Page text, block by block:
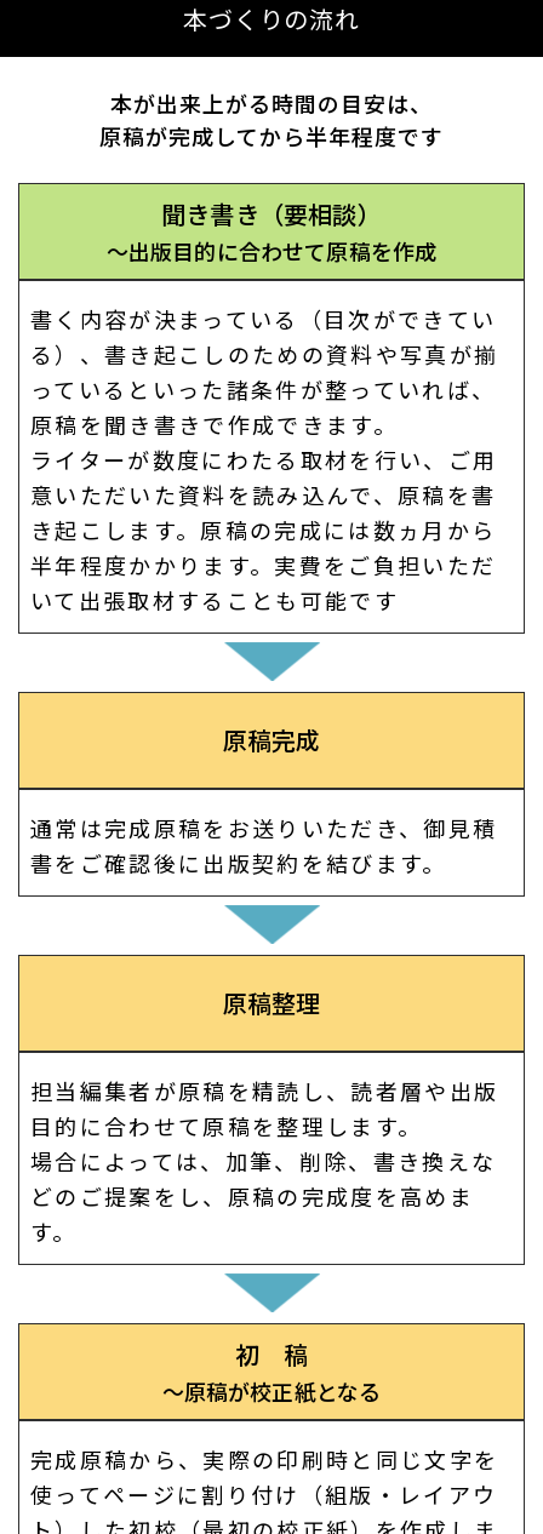
本づくりの流れ
本が出来上がる時間の目安は、
原稿が完成してから半年程度です
聞き書き（要相談）
～出版目的に合わせて原稿を作成
書く内容が決まっている（目次ができてい
る）、書き起こしのための資料や写真が揃
っているといった諸条件が整っていれば、
原稿を聞き書きで作成できます。
ライターが数度にわたる取材を行い、ご用
意いただいた資料を読み込んで、原稿を書
き起こします。原稿の完成には数ヵ月から
半年程度かかります。実費をご負担いただ
いて出張取材することも可能です
原稿完成
通常は完成原稿をお送りいただき、御見積
書をご確認後に出版契約を結びます。
原稿整理
担当編集者が原稿を精読し、読者層や出版
目的に合わせて原稿を整理します。
場合によっては、加筆、削除、書き換えな
どのご提案をし、原稿の完成度を高めま
す。
初 稿
～原稿が校正紙となる
完成原稿から、実際の印刷時と同じ文字を
使ってページに割り付け（組版・レイアウ